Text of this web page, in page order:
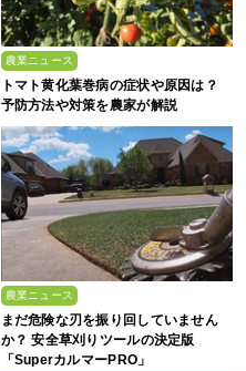
農業ニュース
トマト黄化葉巻病の症状や原因は？
予防方法や対策を農家が解説
農業ニュース
まだ危険な刃を振り回していません
か？ 安全草刈りツールの決定版
「SuperカルマーPRO」